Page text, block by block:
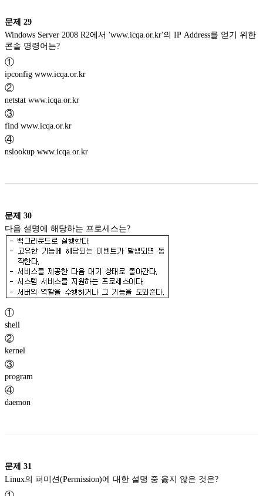
문제 29
Windows Server 2008 R2에서 'www.icqa.or.kr'의 IP Address를 얻기 위한
①
ipconfig www.icqa.or.kr
②
netstat www.icqa.or.kr
③
find www.icqa.or.kr
④
nslookup www.icqa.or.kr
문제 30
다음 설명에 해당하는 프로세스는?
①
shell
②
kernel
③
program
④
daemon
문제 31